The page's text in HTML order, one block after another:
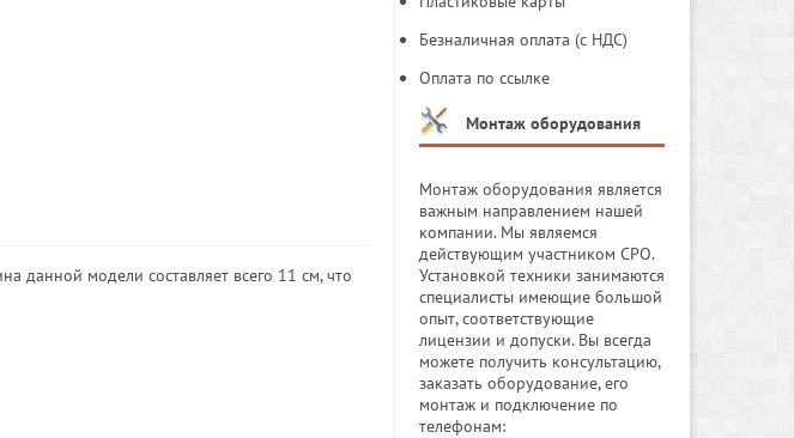
данной модели составляет всего 11 см, что
Безналичная оплата (с НДС)
Оплата по ссылке
Монтаж оборудования
Монтаж оборудования является
важным направлением нашей
компании. Мы являемся
действующим участником СРО.
Установкой техники занимаются
специалисты имеющие большой
опыт, соответствующие
лицензии и допуски. Вы всегда
можете получить консультацию,
заказать оборудование, его
монтаж и подключение по
телефонам: